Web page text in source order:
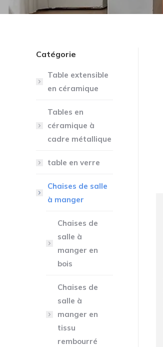
Catégorie
Table extensible
en céramique
Tables en
céramique à
cadre métallique
table en verre
Chaises de salle
à manger
Chaises de
salle à
manger en
bois
Chaises de
salle à
manger en
tissu
rembourré